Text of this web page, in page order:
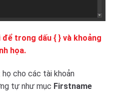
để trong dấu { } và khoảng
họa.
cho các tài khoản
tự như mục Firstname